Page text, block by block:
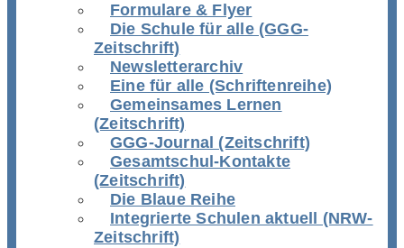
Formulare & Flyer
Die Schule für alle (GGG-
Zeitschrift)
Newsletterarchiv
Eine für alle (Schriftenreihe)
Gemeinsames Lernen
(Zeitschrift)
GGG-Journal (Zeitschrift)
Gesamtschul-Kontakte
(Zeitschrift)
Die Blaue Reihe
Integrierte Schulen aktuell (NRW-
Zeitschrift)